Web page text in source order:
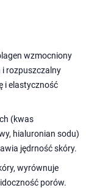
wzmocniony
i rozpuszczalny
i elastyczność
(kwas
hialuronian sodu)
jędrność skóry.
wyrównuje
porów.